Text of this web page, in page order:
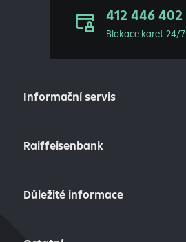
412 446 402
Blokace karet 24/7
Informační servis
Raiffeisenbank
Důležité informace